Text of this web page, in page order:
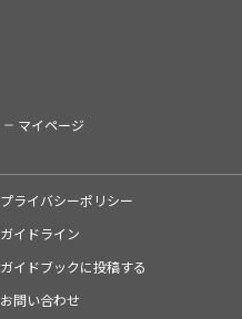
マイページ
プライバシーポリシー
ガイドライン
ガイドブックに投稿する
お問い合わせ